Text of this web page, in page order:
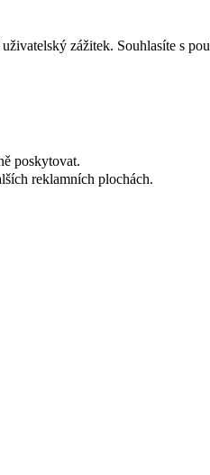
zážitek. Souhlasíte s
poskytovat.
reklamních plochách.